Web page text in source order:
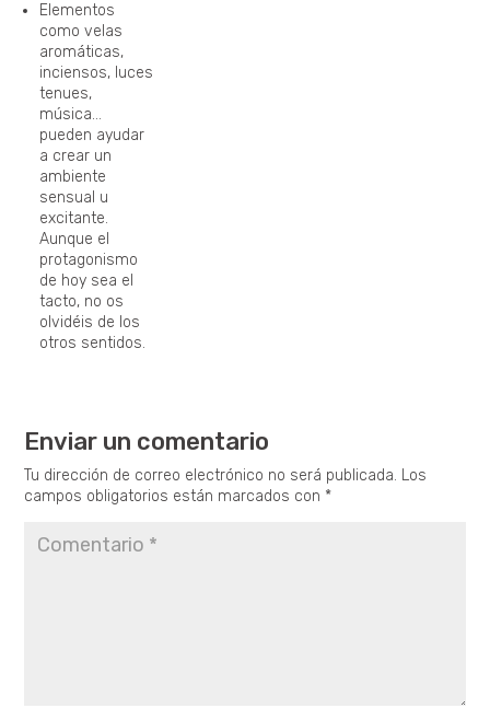
Elementos
como velas
aromáticas,
inciensos, luces
tenues,
música…
pueden ayudar
a crear un
ambiente
sensual u
excitante.
Aunque el
protagonismo
de hoy sea el
tacto, no os
olvidéis de los
otros sentidos.
Enviar un comentario
Tu dirección de correo electrónico no será publicada. Los
campos obligatorios están marcados con *